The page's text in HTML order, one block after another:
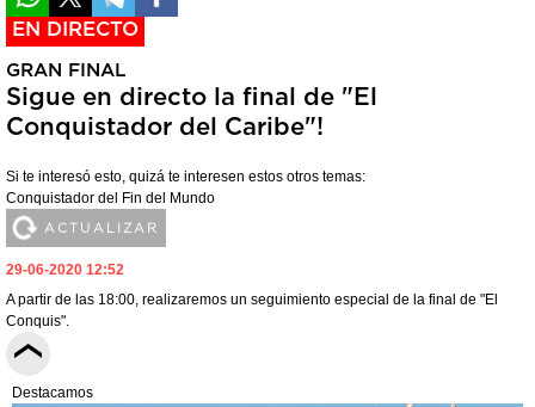
EN DIRECTO
GRAN FINAL
Sigue en directo la final de "El
Conquistador del Caribe"!
Si te interesó esto, quizá te interesen estos otros temas:
Conquistador del Fin del Mundo
ACTUALIZAR
29-06-2020 12:52
A partir de las 18:00, realizaremos un seguimiento especial de la final de "El
Conquis".
Destacamos